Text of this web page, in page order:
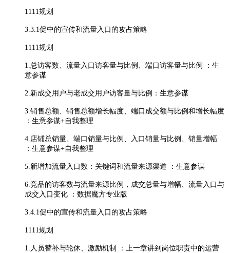
1111规划
3.3.1促中的宣传和流量入口的攻占策略
1111规划
1.总访客数、流量入口访客量与比例、端口访客量与比例 ：生
意参谋
2.新成交用户与老成交用户访客量与比例：生意参谋
3.销售总额、销售总额增长幅度、端口成交额与比例和增长幅度
：生意参谋+自我整理
4.店铺总销量、端口销量与比例、入口销量与比例、销量增幅
：生意参谋+自我整理
5.新增加流量入口数：关键词和流量来源渠道 ：生意参谋
6.竞品的访客数与流量来源比例，成交总量与增幅、流量入口与
成交入口变化 ：数据魔方专业版
3.4.1促中的宣传和流量入口的攻占策略
1111规划
1.人员替补与轮休、激励机制 ：上一章讲到岗位职责中的运营